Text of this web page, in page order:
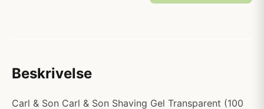
Beskrivelse
Carl & Son Carl & Son Shaving Gel Transparent (100